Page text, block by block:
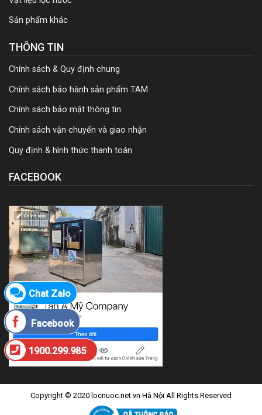
Sản phẩm khác
THÔNG TIN
Chính sách & Quy định chung
Chính sách bảo hành sản phẩm TAM
Chính sách bảo mật thông tin
Chính sách vận chuyển và giao nhận
Quy định & hình thức thanh toán
FACEBOOK
Copyright © 2020 locnuoc.net.vn Hà Nội All Rights Reserved
Chat Zalo
Facebook
1900.299.985